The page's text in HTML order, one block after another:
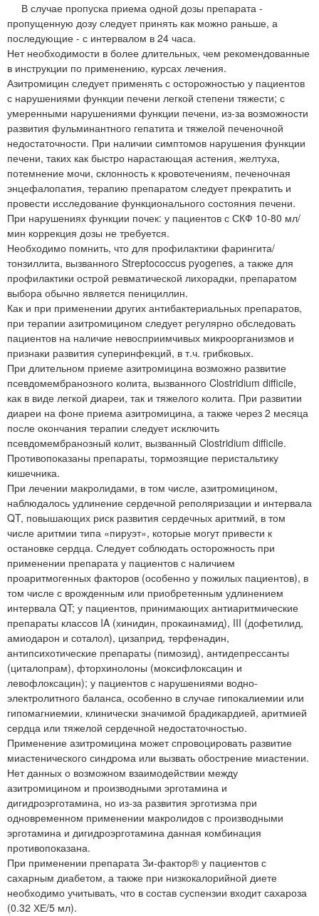
В случае пропуска приема одной дозы препарата -
пропущенную дозу следует принять как можно раньше, а
последующие - с интервалом в 24 часа.
Нет необходимости в более длительных, чем рекомендованные
в инструкции по применению, курсах лечения.
Азитромицин следует применять с осторожностью у пациентов
с нарушениями функции печени легкой степени тяжести; с
умеренными нарушениями функции печени, из-за возможности
развития фульминантного гепатита и тяжелой печеночной
недостаточности. При наличии симптомов нарушения функции
печени, таких как быстро нарастающая астения, желтуха,
потемнение мочи, склонность к кровотечениям, печеночная
энцефалопатия, терапию препаратом следует прекратить и
провести исследование функционального состояния печени.
При нарушениях функции почек: у пациентов с СКФ 10-80 мл/
мин коррекция дозы не требуется.
Необходимо помнить, что для профилактики фарингита/
тонзиллита, вызванного Streptococcus pyogenes, а также для
профилактики острой ревматической лихорадки, препаратом
выбора обычно является пенициллин.
Как и при применении других антибактериальных препаратов,
при терапии азитромицином следует регулярно обследовать
пациентов на наличие невосприимчивых микроорганизмов и
признаки развития суперинфекций, в т.ч. грибковых.
При длительном приеме азитромицина возможно развитие
псевдомембранозного колита, вызванного Clostridium difficile,
как в виде легкой диареи, так и тяжелого колита. При развитии
диареи на фоне приема азитромицина, а также через 2 месяца
после окончания терапии следует исключить
псевдомембранозный колит, вызванный Clostridium difficile.
Противопоказаны препараты, тормозящие перистальтику
кишечника.
При лечении макролидами, в том числе, азитромицином,
наблюдалось удлинение сердечной реполяризации и интервала
QT, повышающих риск развития сердечных аритмий, в том
числе аритмии типа «пируэт», которые могут привести к
остановке сердца. Следует соблюдать осторожность при
применении препарата у пациентов с наличием
проаритмогенных факторов (особенно у пожилых пациентов), в
том числе с врожденным или приобретенным удлинением
интервала QT; у пациентов, принимающих антиаритмические
препараты классов IA (хинидин, прокаинамид), III (дофетилид,
амиодарон и соталол), цизаприд, терфенадин,
антипсихотические препараты (пимозид), антидепрессанты
(циталопрам), фторхинолоны (моксифлоксацин и
левофлоксацин); у пациентов с нарушениями водно-
электролитного баланса, особенно в случае гипокалиемии или
гипомагниемии, клинически значимой брадикардией, аритмией
сердца или тяжелой сердечной недостаточностью.
Применение азитромицина может спровоцировать развитие
миастенического синдрома или вызвать обострение миастении.
Нет данных о возможном взаимодействии между
азитромицином и производными эрготамина и
дигидроэрготамина, но из-за развития эрготизма при
одновременном применении макролидов с производными
эрготамина и дигидроэрготамина данная комбинация
противопоказана.
При применении препарата Зи-фактор® у пациентов с
сахарным диабетом, а также при низкокалорийной диете
необходимо учитывать, что в состав суспензии входит сахароза
(0.32 ХЕ/5 мл).